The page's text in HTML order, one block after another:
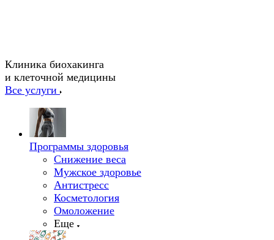
Клиника биохакинга
и клеточной медицины
Все услуги
Программы здоровья
Снижение веса
Мужское здоровье
Антистресс
Косметология
Омоложение
Еще